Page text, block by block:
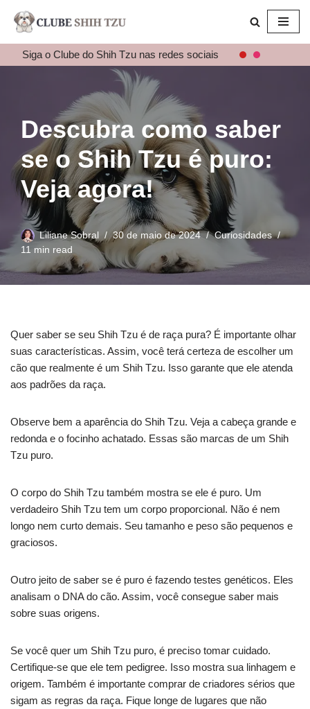
paraSiga o Clube do Shih Tzu nas redes sociais
Descubra como saber
se o Shih Tzu é puro:
Veja agora!
Liliane Sobral 30 de maio de 2024
Curiosidades
11 min read
Quer saber se seu Shih Tzu é de raça pura? É importante olhar
suas características. Assim, você terá certeza de escolher um
cão que realmente é um Shih Tzu. Isso garante que ele atenda
aos padrões da raça.
Observe bem a aparência do Shih Tzu. Veja a cabeça grande e
redonda e o focinho achatado. Essas são marcas de um Shih
Tzu puro.
O corpo do Shih Tzu também mostra se ele é puro. Um
verdadeiro Shih Tzu tem um corpo proporcional. Não é nem
longo nem curto demais. Seu tamanho e peso são pequenos e
graciosos.
Outro jeito de saber se é puro é fazendo testes genéticos. Eles
analisam o DNA do cão. Assim, você consegue saber mais
sobre suas origens.
Se você quer um Shih Tzu puro, é preciso tomar cuidado.
Certifique-se que ele tem pedigree. Isso mostra sua linhagem e
origem. Também é importante comprar de criadores sérios que
sigam as regras da raça. Fique longe de lugares que não